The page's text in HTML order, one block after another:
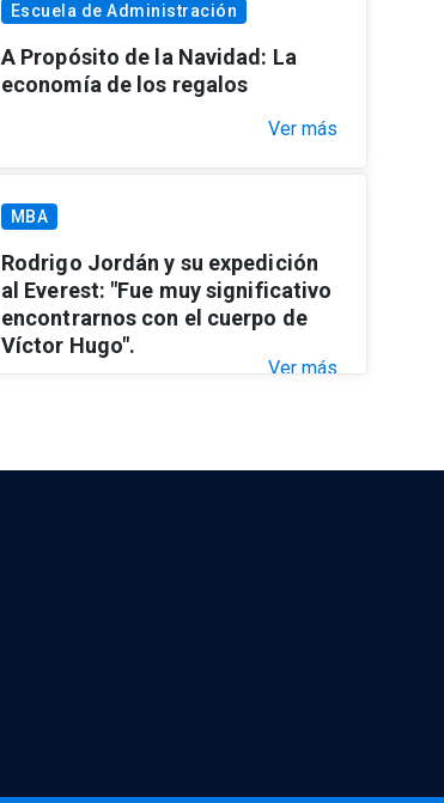
Escuela de Administración
A Propósito de la Navidad: La
economía de los regalos
Ver más
MBA
Rodrigo Jordán y su expedición
al Everest: "Fue muy significativo
encontrarnos con el cuerpo de
Víctor Hugo".
Ver más